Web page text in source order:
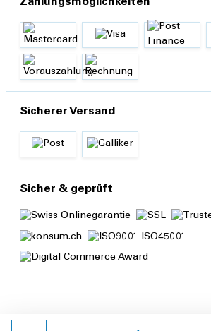
Sicherer Versand
Sicher & geprüft